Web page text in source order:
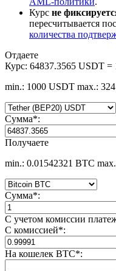
Курс не
пересчитывается
количества
Отдаете
Курс: 64837.3565 USDT =
min.: 1000 USDT max.:
Сумма*:
Получаете
min.: 0.01542321 BTC
Сумма*:
С учетом комиссии
С комиссией*:
На кошелек BTC*: